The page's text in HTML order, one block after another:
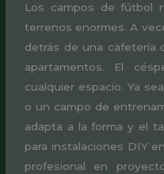
Los campos de fútbol
terrenos enormes. A
detrás de una cafetería
apartamentos. El
cualquier espacio. Ya
o un campo de
adapta a la forma y el
para instalaciones DIY
profesional en